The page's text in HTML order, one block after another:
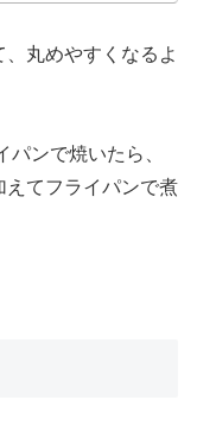
丸めやすくなるよ
ンで焼いたら、
えてフライパンで煮